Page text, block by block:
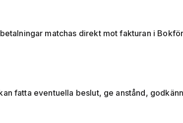
matchas direkt mot fakturan i
fatta eventuella beslut, ge anstånd,